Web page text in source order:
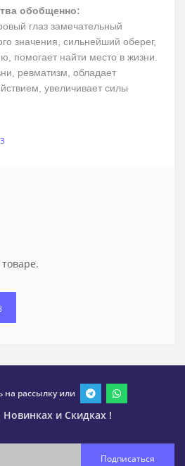
обобщенно:
глаз замечательный
значения, сильнейший оберег,
помогает найти место в жизни.
ревматизм, обладает
увеличивает силы
на рассылку или
и Скидках !
Подписаться